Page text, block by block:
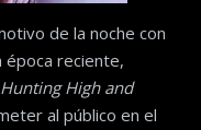
de la noche con
época reciente,
Hunting High and
al público en el